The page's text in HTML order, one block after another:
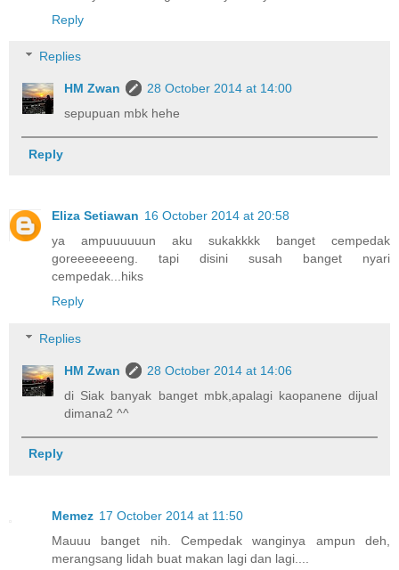
Reply
Replies
HM Zwan
28 October 2014 at 14:00
sepupuan mbk hehe
Reply
Eliza Setiawan 16 October 2014 at 20:58
ya ampuuuuuun aku sukakkkk banget cempedak
goreeeeeeeng. tapi disini susah banget nyari
cempedak...hiks
Reply
Replies
HM Zwan
28 October 2014 at 14:06
di Siak banyak banget mbk,apalagi kaopanene dijual
dimana2 ^^
Reply
Memez 17 October 2014 at 11:50
Mauuu banget nih. Cempedak wanginya ampun deh,
merangsang lidah buat makan lagi dan lagi....